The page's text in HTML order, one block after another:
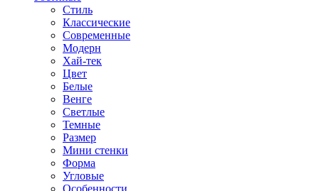
Стиль
Классические
Современные
Модерн
Хай-тек
Цвет
Белые
Венге
Светлые
Темные
Размер
Мини стенки
Форма
Угловые
Особенности